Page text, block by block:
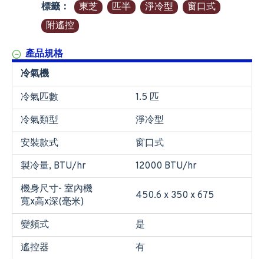
標籤： 東芝 匹半 淨冷型
窗口式
附遙控
產品規格
冷氣機
冷氣匹數
1.5 匹
冷氣類型
淨冷型
安裝款式
窗口式
製冷量, BTU/hr
12000 BTU/hr
機身尺寸- 室內機
寬x高x深(毫米)
450.6 x 350 x 675
變頻式
是
遙控器
有